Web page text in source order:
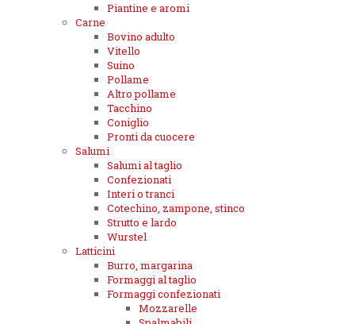
Piantine e aromi
Carne
Bovino adulto
Vitello
Suino
Pollame
Altro pollame
Tacchino
Coniglio
Pronti da cuocere
Salumi
Salumi al taglio
Confezionati
Interi o tranci
Cotechino, zampone, stinco
Strutto e lardo
Wurstel
Latticini
Burro, margarina
Formaggi al taglio
Formaggi confezionati
Mozzarelle